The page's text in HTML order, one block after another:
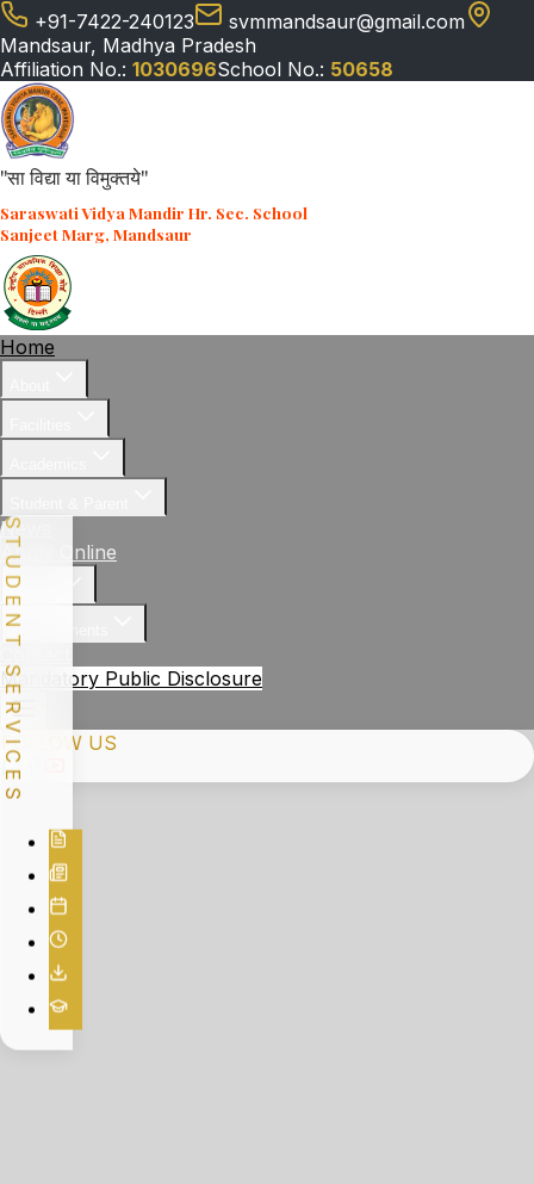
+91-7422-240123
svmmandsaur@gmail.com
Mandsaur, Madhya Pradesh
Affiliation No.: 1030696School No.: 50658
"सा विद्या या विमुक्तये"
Saraswati Vidya Mandir Hr. Sec. School
Sanjeet Marg, Mandsaur
Home
News
Apply Online
Gallery
Achievements
Contact
Mandatory Public Disclosure
FOLLOW US
STUDENT SERVICES